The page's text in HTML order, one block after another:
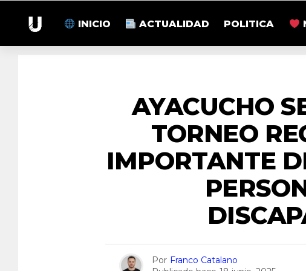
INICIO ACTUALIDAD POLITICA
AYACUCHO
TORNEO
IMPORTANTE
Por Franco Catalano